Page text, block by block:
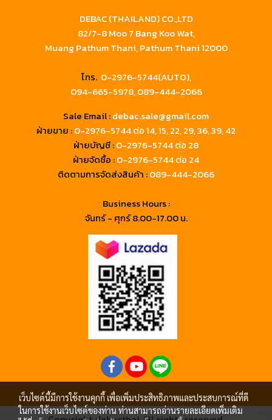
DEBAC (THAILAND) CO.,LTD
82/7-8 Moo 7 Bang Koo Wat,
Muang Pathum Thani, Pathum Thani 12000
โทร. 0-2976-5744(AUTO),
094-665-5978,089-444-2066
Sale Email :debac.sale@gmail.com
ฝ่ายขาย :0-2976-5744ต่อ 14, 15, 22, 29, 36, 39, 42
ฝ่ายบัญชี :0-2976-5744 ต่อ 28
ฝ่ายจัดซื้อ :0-2976-5744 ต่อ 24
ติดตามการจัดส่งสินค้า :089-444-2066
Business Hours :
จันทร์ - ศุกร์ 8.00-17.00 น.
เว็บไซต์นี้มีการใช้งานคุกกี้ เพื่อเพิ่มประสิทธิภาพและประสบการณ์ที่ดี
ในการใช้งานเว็บไซต์ของท่าน ท่านสามารถอ่านรายละเอียดเพิ่มเติม